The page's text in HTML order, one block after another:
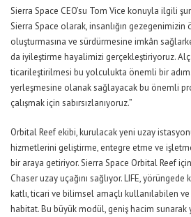
Sierra Space CEO’su Tom Vice konuyla ilgili
Sierra Space olarak, insanlığın
oluşturmasına ve sürdürmesine imkân
da iyileştirme hayalimizi gerçekleştiriyoruz.
ticarileştirilmesi bu yolculukta önemli bir adım.
yerleşmesine olanak sağlayacak bu önemli
çalışmak için sabırsızlanıyoruz.”
Orbital Reef ekibi, kurulacak yeni uzay
hizmetlerini geliştirme, entegre etme ve
bir araya getiriyor. Sierra Space Orbital Reef
Chaser uzay uçağını sağlıyor. LIFE,
katlı, ticari ve bilimsel amaçlı kullanılabilen
habitat. Bu büyük modül, geniş hacim sunarak